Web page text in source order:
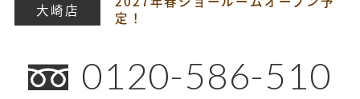
大崎店
定！
0120-586-510